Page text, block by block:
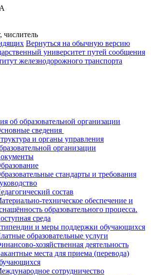
A
числитель
Вернуться на обычную версию
железнодорожного транспорта
об образовательной организации
сведения
и органы управления
организации
стандарты и требования
состав
техническое обеспечение и
образовательного процесса.
среда
и меры поддержки обучающихся
образовательные услуги
хозяйственная деятельность
места для приема (перевода)
сотрудничество